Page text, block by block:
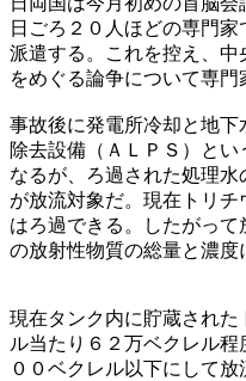
日ごろ２０人ほどの専門
派遣する。これを控え、
をめぐる論争について専門
事故後に発電所冷却と地
除去設備（ＡＬＰＳ）と
なるが、ろ過された処理
が放流対象だ。現在トリ
はろ過できる。したがっ
の放射性物質の総量と濃度
現在タンク内に貯蔵された
ル当たり６２万ベクレル
００ベクレル以下にして